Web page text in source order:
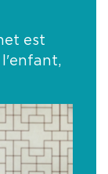
est
l'enfant,